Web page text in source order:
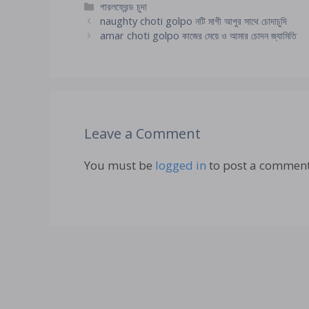
Categories
গারলফ্রেন্ড চুদা
naughty choti golpo নটি মাগী আপুর সাথে চোদাচুদি
amar choti golpo কাজের মেয়ে ও আমার চোদন জ্যামিতি
Leave a Comment
You must be logged in to post a